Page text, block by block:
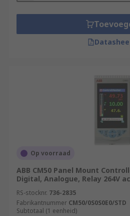
Op voorraad
ABB CM50 Panel Mount
Digital, Analogue, Relay 264V
RS-stocknr. 736-2835
Fabrikantnummer CM50/0S0S0E0/STD
Subtotaal (1 eenheid)